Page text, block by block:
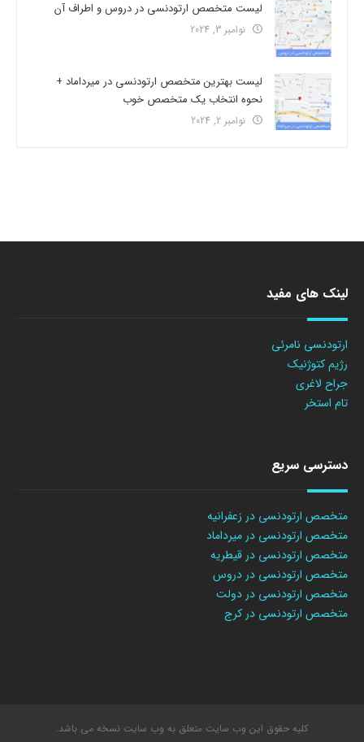
لیست متخصص ارتودنسی در دروس و اطراف آن
نوامبر 3, 2024
لیست بهترین متخصص ارتودنسی در میرداماد +
نحوه انتخاب یک متخصص خوب
نوامبر 2, 2024
لینک های مفید
ارتودنسی نامرئی
رژیم کتوژنیک
جراح لاغری
تام استخر
دسترسی سریع
متخصص ارتودنسی در زعفرانیه
متخصص ارتودنسی در میرداماد
متخصص ارتودنسی در قیطریه
متخصص ارتودنسی در دروس
متخصص ارتودنسی در دولت
متخصص ارتودنسی در کرج
کلیه حقوق این وب سایت متعلق به وب سایت نسخه می باشد.